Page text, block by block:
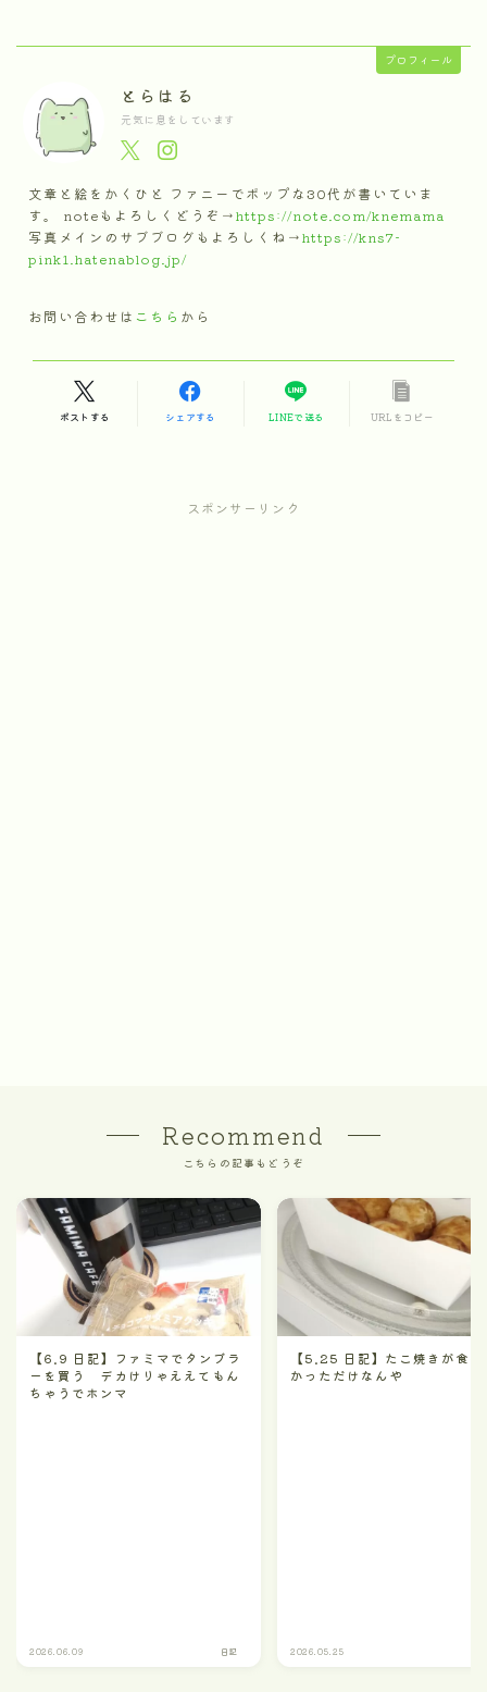
プロフィール
とらはる
元気に息をしています
文章と絵をかくひと ファニーでポップな30代が書いていま
す。 noteもよろしくどうぞ→https://note.com/knemama
写真メインのサブブログもよろしくね→https://kns7-
pink1.hatenablog.jp/
お問い合わせは こちら から
ポストする シェアする LINEで送る URLをコピー
スポンサーリンク
Recommend
こちらの記事もどうぞ
【6.9 日記】ファミマでタンブラ
ーを買う デカけりゃええてもん
ちゃうでホンマ
2026.06.09 日記
【5.25 日記】たこ焼きが食べ
かっただけなんや
2026.05.25